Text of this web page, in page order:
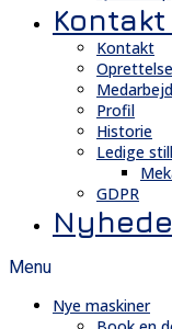
Kontakt
Kontakt
Profil
Historie
Ledige
GDPR
Menu
Nye maskiner